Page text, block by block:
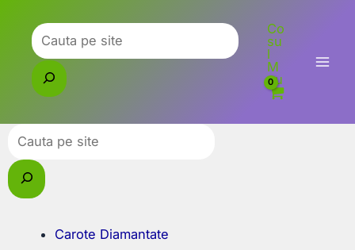
content
Caută
Co
su
l
M
eu
Caută
Carote Diamantate